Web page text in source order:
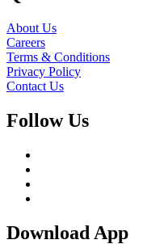
About Us
Careers
Terms & Conditions
Privacy Policy
Contact Us
Follow Us
Download App